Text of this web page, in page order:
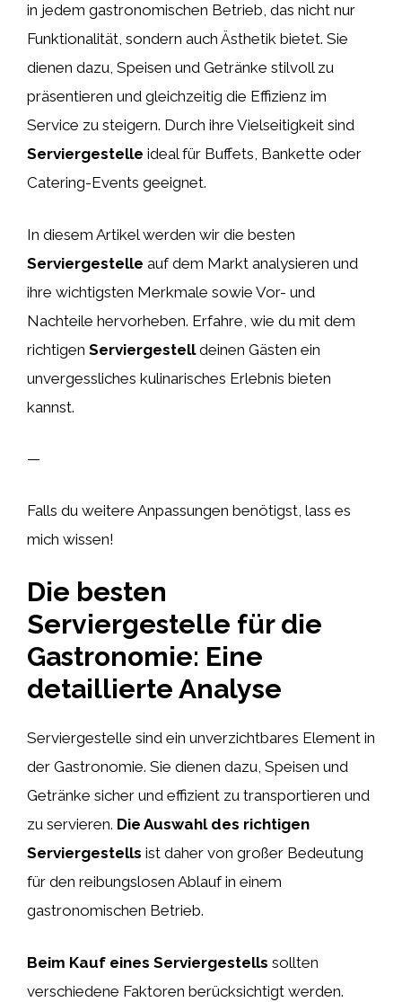
in jedem gastronomischen Betrieb, das nicht nur
Funktionalität, sondern auch Ästhetik bietet. Sie
dienen dazu, Speisen und Getränke stilvoll zu
präsentieren und gleichzeitig die Effizienz im
Service zu steigern. Durch ihre Vielseitigkeit sind
Serviergestelle ideal für Buffets, Bankette oder
Catering-Events geeignet.
In diesem Artikel werden wir die besten
Serviergestelle auf dem Markt analysieren und
ihre wichtigsten Merkmale sowie Vor- und
Nachteile hervorheben. Erfahre, wie du mit dem
richtigen Serviergestelldeinen Gästen ein
unvergessliches kulinarisches Erlebnis bieten
kannst.
—
Falls du weitere Anpassungen benötigst, lass es
mich wissen!
Die besten
Serviergestelle für die
Gastronomie: Eine
detaillierte Analyse
Serviergestelle sind ein unverzichtbares Element in
der Gastronomie. Sie dienen dazu, Speisen und
Getränke sicher und effizient zu transportieren und
zu servieren. Die Auswahl des richtigen
Serviergestells ist daher von großer Bedeutung
für den reibungslosen Ablauf in einem
gastronomischen Betrieb.
Beim Kauf eines Serviergestells sollten
verschiedene Faktoren berücksichtigt werden.